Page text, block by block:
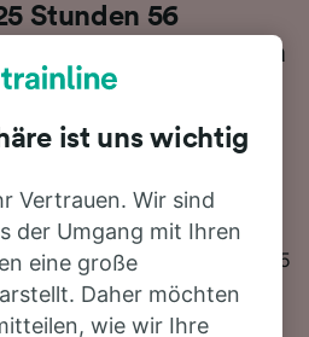
Stunden 56
nach Barcelona
für Ihre Reise von Ljubljana
nehmen? Bei uns sind Sie
die 1118 km von Ljubljana
Zug zurückzulegen beträgt 25
ca. 4 Züge am Tag auf
es zwischen Ljubljana und
ist uns wichtig
Vertrauen. Wir sind
der Umgang mit Ihren
eine große
Daher möchten
wie wir Ihre